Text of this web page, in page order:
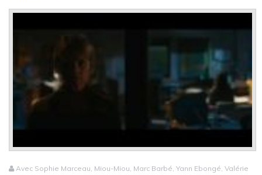
Avec Sophie Marceau, Miou-Miou, Marc Barbé, Yann Ebongé, Valérie